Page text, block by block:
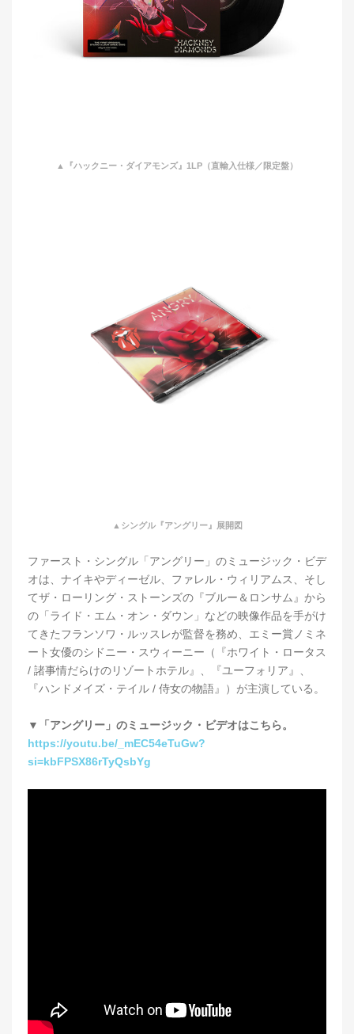
▲『ハックニー・ダイアモンズ』1LP（直輸入仕様／限定盤）
▲シングル『アングリー』展開図
ファースト・シングル「アングリー」のミュージック・ビデ
オは、ナイキやディーゼル、ファレル・ウィリアムス、そし
てザ・ローリング・ストーンズの『ブルー＆ロンサム』から
の「ライド・エム・オン・ダウン」などの映像作品を手がけ
てきたフランソワ・ルッスレが監督を務め、エミー賞ノミネ
ート女優のシドニー・スウィーニー（『ホワイト・ロータス
/ 諸事情だらけのリゾートホテル』、『ユーフォリア』、
『ハンドメイズ・テイル / 侍女の物語』）が主演している。
▼「アングリー」のミュージック・ビデオはこちら。
https://youtu.be/_mEC54eTuGw?
si=kbFPSX86rTyQsbYg